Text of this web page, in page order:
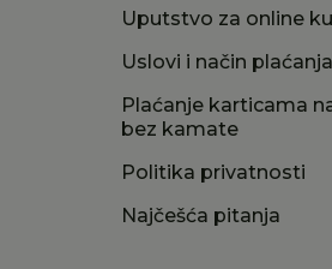
Uputstvo za online
Uslovi i način plaćanja
Plaćanje karticama
bez kamate
Politika privatnosti
Najčešća pitanja